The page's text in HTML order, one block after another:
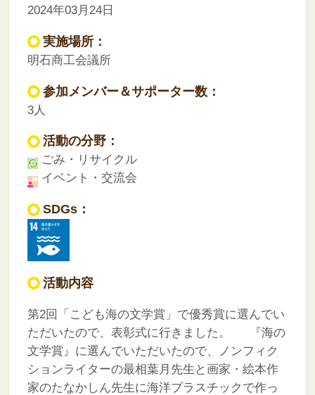
2024年03月24日
実施場所：
明石商工会議所
参加メンバー＆サポーター数：
3人
活動の分野：
ごみ・リサイクル
イベント・交流会
SDGs：
活動内容
第2回「こども海の文学賞」で優秀賞に選んでい
ただいたので、表彰式に行きました。
『海の
文学賞』に選んでいただいたので、ノンフィク
ションライターの最相葉月先生と画家・絵本作
家のたなかしん先生に海洋プラスチックで作っ